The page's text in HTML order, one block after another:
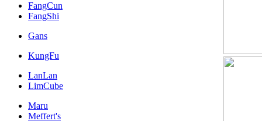
FangCun
FangShi
Gans
KungFu
LanLan
LimCube
Maru
Meffert's